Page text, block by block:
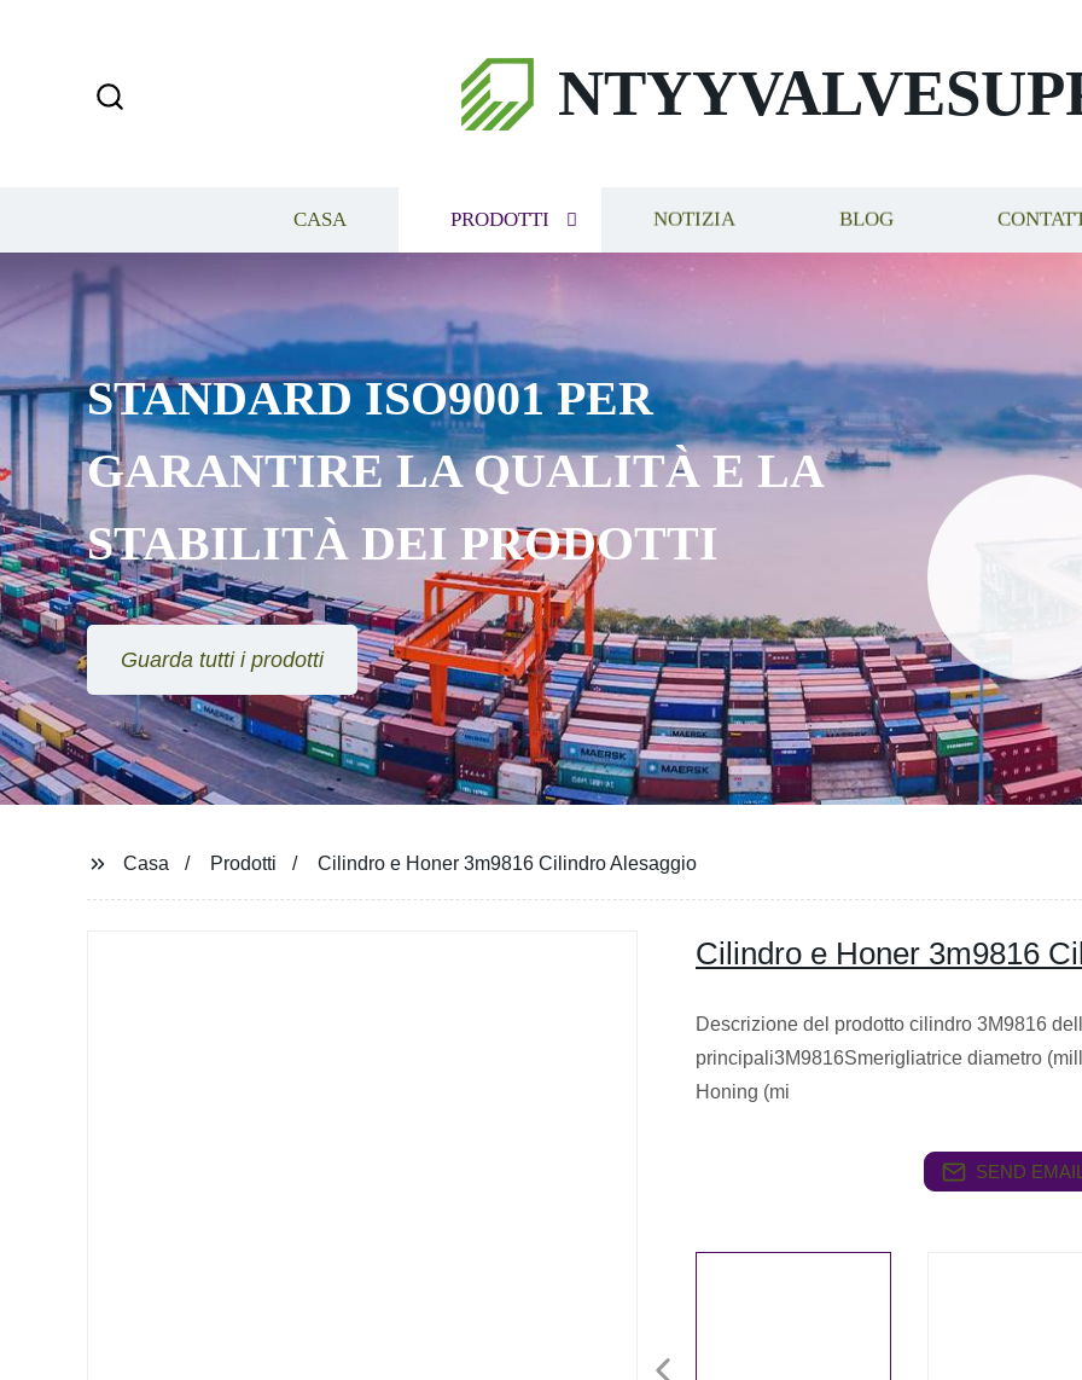
CASA PRODOTTI NOTIZIA BLOG
STANDARD ISO9001 PER
GARANTIRE LA QUALITÀ E LA
STABILITÀ DEI PRODOTTI
Guarda tutti i prodotti
Casa Prodotti Cilindro e Honer 3m9816 Cilindro Alesaggio
Cilindro e Honer 3m9816
Descrizione del prodotto cilindro 3M9816
principali3M9816Smerigliatrice diametro
Honing (mi
SEND